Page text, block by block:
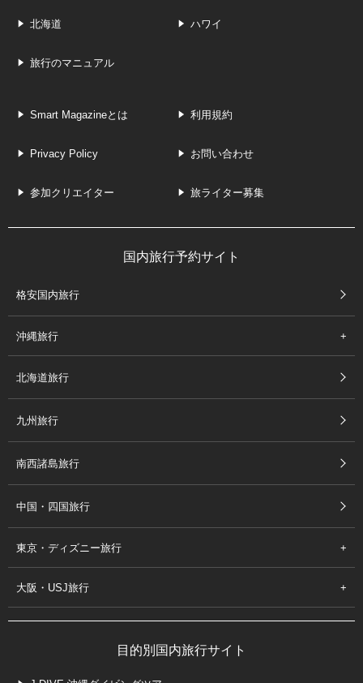
北海道 ハワイ
旅行のマニュアル
Smart Magazineとは 利用規約
Privacy Policy お問い合わせ
参加クリエイター 旅ライター募集
国内旅行予約サイト
格安国内旅行
沖縄旅行
北海道旅行
九州旅行
南西諸島旅行
中国・四国旅行
東京・ディズニー旅行
大阪・USJ旅行
目的別国内旅行サイト